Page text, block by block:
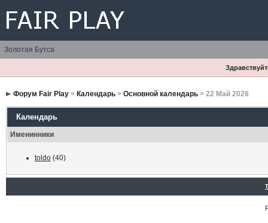
Золотая Бутса
Форум Fair Play> Календарь> Основной календарь> 22 Май 2026
Календарь
Именинники
toldo(40)